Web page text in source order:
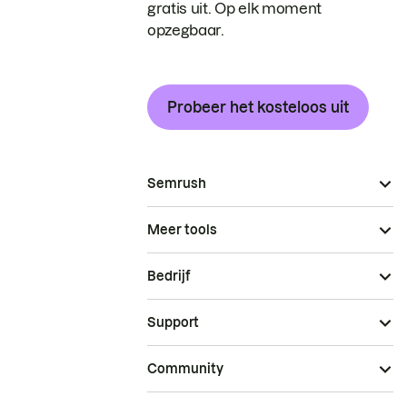
gratis uit. Op elk moment
opzegbaar.
Probeer het kosteloos uit
Semrush
Meer tools
Bedrijf
Support
Community